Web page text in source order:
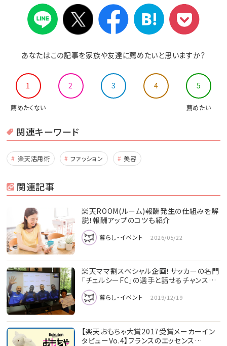
あなたはこの記事を家族や友達に薦めたいと思いますか？
1 2 3 4 5
薦めたくない 薦めたい
関連キーワード
楽天活用術 ファッション 美容
関連記事
楽天ROOM(ルーム)報酬発生の仕組みを解
説！報酬アップのコツも紹介
暮らし・イベント 2026/05/22
楽天ママ割スペシャル企画！サッカーの名門
「チェルシーFC」の選手と話せるチャンス…
暮らし・イベント 2019/12/19
【楽天おもちゃ大賞2017受賞メーカーイン
タビューVo.4】フランスのエッセンス…